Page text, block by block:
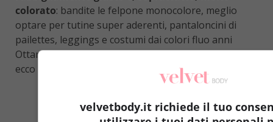
colorato: bandite le felpone monocolore, meglio
optare per tutine super aderenti, pantaloncini di
pailettes, leggings e costumi dai colori fluo anni
Ottanta e Novanta. Se siete curiosi di saperne di più,
ecco un video che può fare al caso vostro…
velvetbody.it richiede il tuo